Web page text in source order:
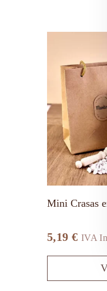
Mini Crasas
5,19 € IVA
múltiples
variantes.
opciones
se
pueden
elegir
en
la
página
de
producto